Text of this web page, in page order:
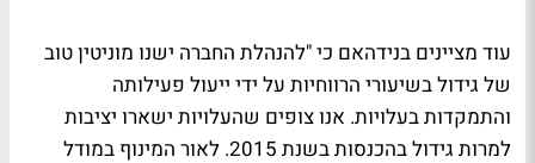
עוד מציינים בנידהאם כי "להנהלת החברה ישנו מוניטין טוב
של גידול בשיעורי הרווחיות על ידי ייעול פעילותה
והתמקדות בעלויות. אנו צופים שהעלויות ישארו יציבות
למרות גידול בהכנסות בשנת 2015. לאור המינוף במודל